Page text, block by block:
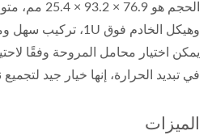
الحجم هو 76.9
وهيكل الخادم فوق 1U، تركيب سهل وموثوق.
يمكن اختيار محامل المروحة وفقًا
في تبديد الحرارة، إنها خيار جيد
الميزات